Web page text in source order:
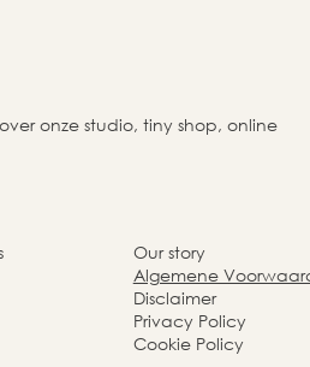
onze studio, tiny shop, online
Our story
Algemene
Disclaimer
Privacy Policy
Cookie Policy